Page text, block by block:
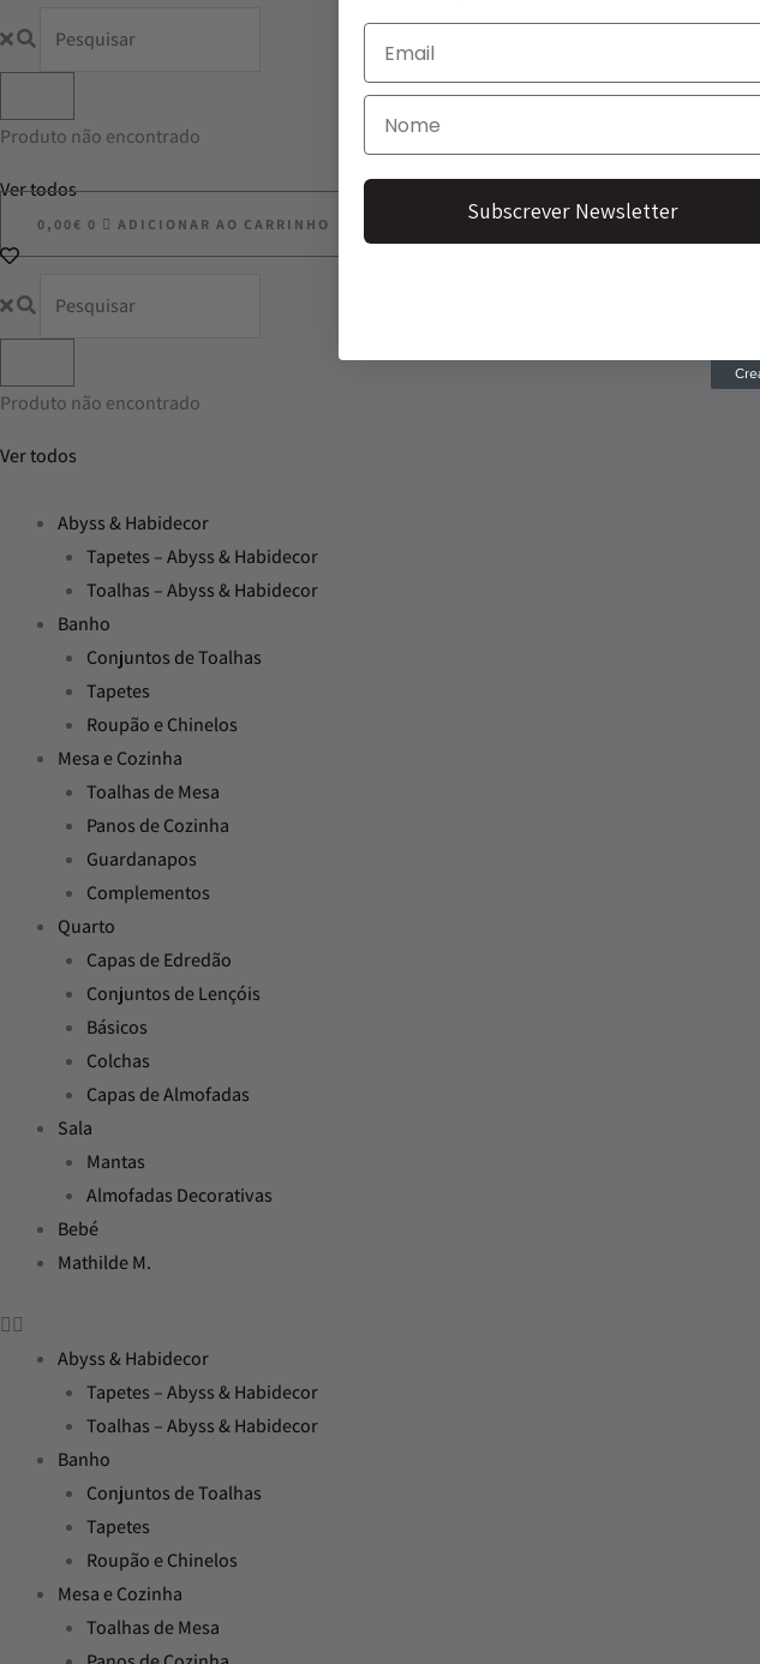
Produto não encontrado
Ver todos
0,00€ 0 ADICIONAR AO CARRINHO
Produto não encontrado
Ver todos
Abyss & Habidecor
Tapetes – Abyss & Habidecor
Toalhas – Abyss & Habidecor
Banho
Conjuntos de Toalhas
Tapetes
Roupão e Chinelos
Mesa e Cozinha
Toalhas de Mesa
Panos de Cozinha
Guardanapos
Complementos
Quarto
Capas de Edredão
Conjuntos de Lençóis
Básicos
Colchas
Capas de Almofadas
Sala
Mantas
Almofadas Decorativas
Bebé
Mathilde M.
Abyss & Habidecor
Tapetes – Abyss & Habidecor
Toalhas – Abyss & Habidecor
Banho
Conjuntos de Toalhas
Tapetes
Roupão e Chinelos
Mesa e Cozinha
Toalhas de Mesa
Subscrever Newsletter